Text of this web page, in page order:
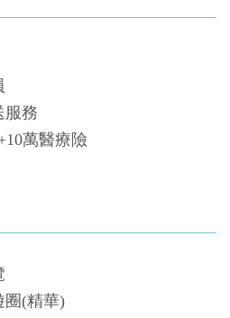
服務
萬醫療險
圈(精華)